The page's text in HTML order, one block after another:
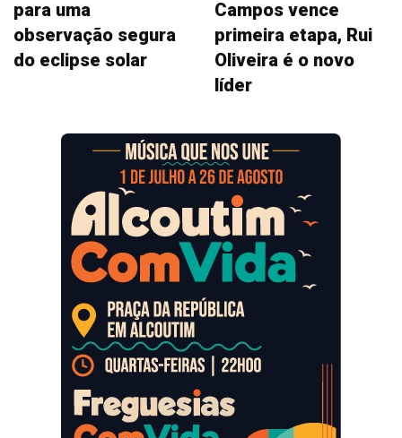
para uma
observação segura
do eclipse solar
Campos vence
primeira etapa, Rui
Oliveira é o novo
líder